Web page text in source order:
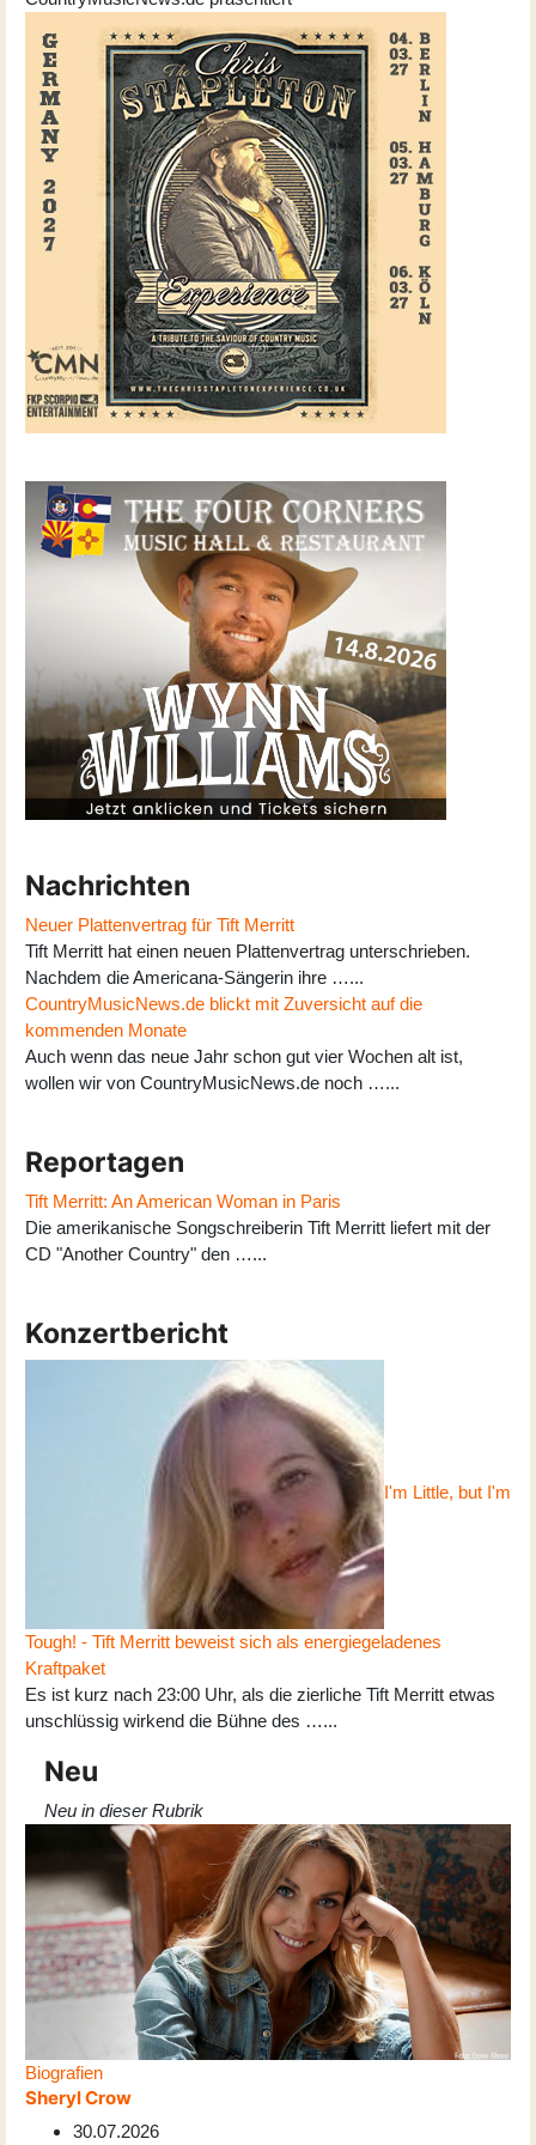
Nachrichten
Neuer Plattenvertrag für Tift Merritt
Tift Merritt hat einen neuen Plattenvertrag unterschrieben.
Nachdem die Americana-Sängerin ihre …...
CountryMusicNews.de blickt mit Zuversicht auf die
kommenden Monate
Auch wenn das neue Jahr schon gut vier Wochen alt ist,
wollen wir von CountryMusicNews.de noch …...
Reportagen
Tift Merritt: An American Woman in Paris
Die amerikanische Songschreiberin Tift Merritt liefert mit der
CD "Another Country" den …...
Konzertbericht
I'm Little, but I'm
Tough! - Tift Merritt beweist sich als energiegeladenes
Kraftpaket
Es ist kurz nach 23:00 Uhr, als die zierliche Tift Merritt etwas
unschlüssig wirkend die Bühne des …...
Neu
Neu in dieser Rubrik
Biografien
Sheryl Crow
30.07.2026